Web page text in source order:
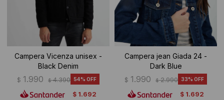
Campera Vicenza unisex -
Black Denim
$ 1.990 $ 4.390 54
$ 1.692
Campera jean Giada 24 -
Dark Blue
$ 1.990 $ 2.990 33
$ 1.692